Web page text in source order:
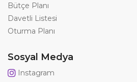
Bütçe Planı
Davetli Listesi
Oturma Planı
Sosyal Medya
Instagram